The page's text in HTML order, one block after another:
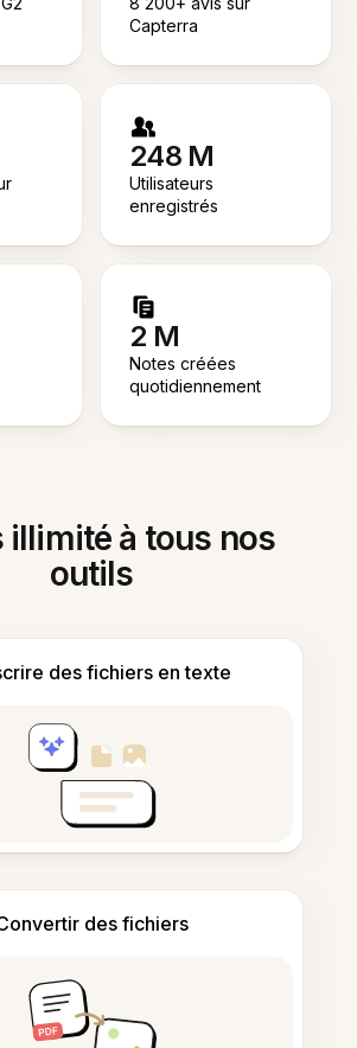
Capterra
248 M
Utilisateurs
enregistrés
2 M
Notes créées
quotidiennement
illimité à tous nos
outils
des fichiers en texte
des fichiers